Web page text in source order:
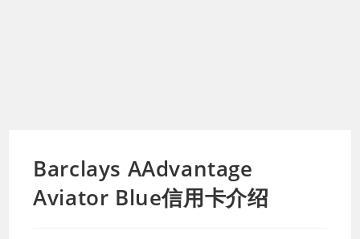
Barclays AAdvantage
Aviator Blue信用卡介绍